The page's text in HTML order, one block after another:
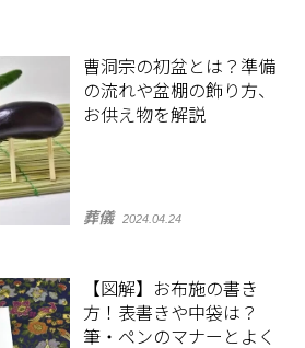
曹洞宗の初盆とは？準備
の流れや盆棚の飾り方、
お供え物を解説
葬儀 2024.04.24
【図解】お布施の書き
方！表書きや中袋は？
筆・ペンのマナーとよく